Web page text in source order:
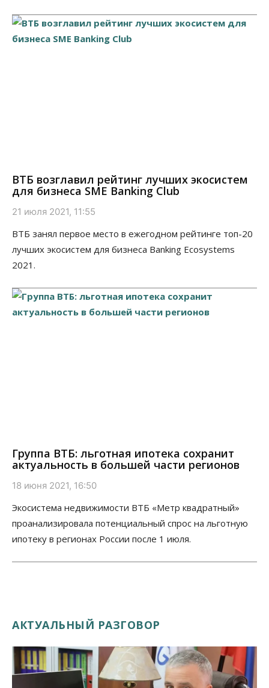
ВТБ возглавил рейтинг лучших экосистем
для бизнеса SME Banking Club
21 июля 2021, 11:55
ВТБ занял первое место в ежегодном рейтинге топ-20
лучших экосистем для бизнеса Banking Ecosystems
2021.
Группа ВТБ: льготная ипотека сохранит
актуальность в большей части регионов
18 июня 2021, 16:50
Экосистема недвижимости ВТБ «Метр квадратный»
проанализировала потенциальный спрос на льготную
ипотеку в регионах России после 1 июля.
АКТУАЛЬНЫЙ РАЗГОВОР